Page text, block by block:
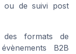
ou de suivi post
formats de
B2B